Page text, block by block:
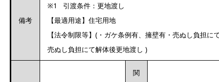
備考
※1 引渡条件：更地渡し
【最適用途】住宅用地
【法令制限等】(・ガケ条例有、擁壁有・売ぬし負担に
売ぬし負担にて解体後更地渡し )
関